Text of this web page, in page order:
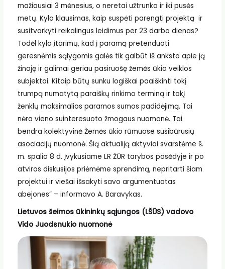
mažiausiai 3 mėnesius, o neretai užtrunka ir iki pusės
metų. Kyla klausimas, kaip suspėti parengti projektą ir
susitvarkyti reikalingus leidimus per 23 darbo dienas?
Todėl kyla įtarimų, kad į paramą pretenduoti
geresnėmis sąlygomis galės tik galbūt iš anksto apie ją
žinoję ir galimai geriau pasiruošę žemės ūkio veiklos
subjektai. Kitaip būtų sunku logiškai paaiškinti tokį
trumpą numatytą paraiškų rinkimo terminą ir tokį
ženklų maksimalios paramos sumos padidėjimą. Tai
nėra vieno suinteresuoto žmogaus nuomonė. Tai
bendra kolektyvinė Žemės ūkio rūmuose susibūrusių
asociacijų nuomonė. Šią aktualiją aktyviai svarstėme š.
m. spalio 8 d. įvykusiame LR ŽŪR tarybos posėdyje ir po
atviros diskusijos priėmėme sprendimą, nepritarti šiam
projektui ir viešai išsakyti savo argumentuotas
abejones” – informavo A. Baravykas.
Lietuvos šeimos ūkininkų sąjungos (LŠŪS) vadovo
Vido Juodsnukio nuomonė